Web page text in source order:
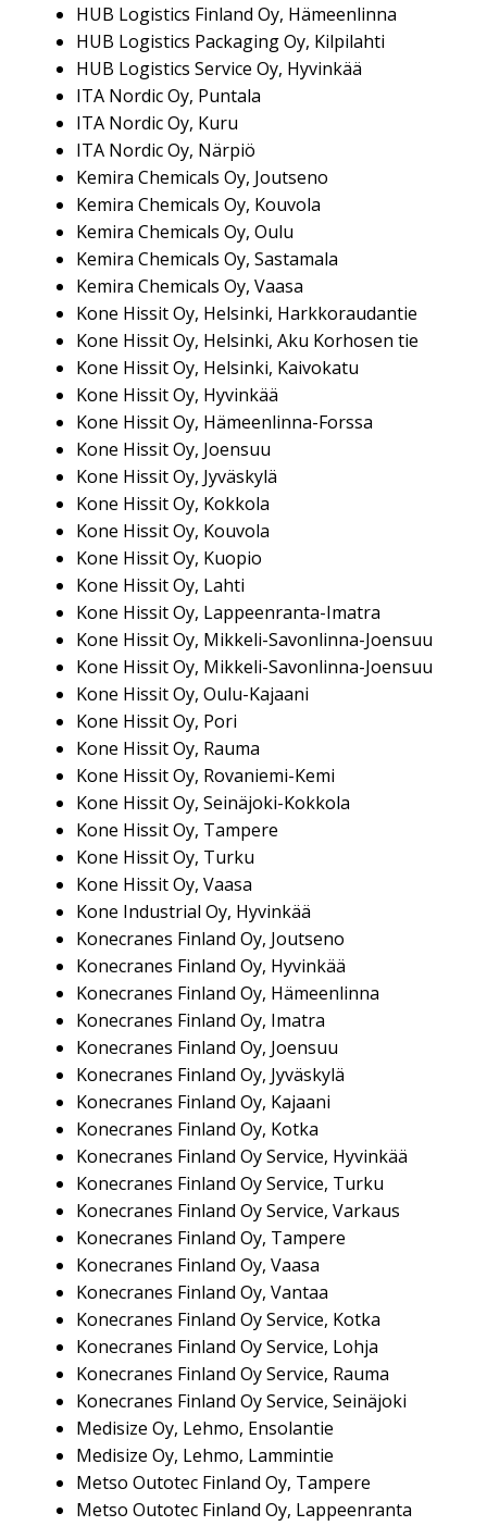
HUB Logistics Finland Oy, Hämeenlinna
HUB Logistics Packaging Oy, Kilpilahti
HUB Logistics Service Oy, Hyvinkää
ITA Nordic Oy, Puntala
ITA Nordic Oy, Kuru
ITA Nordic Oy, Närpiö
Kemira Chemicals Oy, Joutseno
Kemira Chemicals Oy, Kouvola
Kemira Chemicals Oy, Oulu
Kemira Chemicals Oy, Sastamala
Kemira Chemicals Oy, Vaasa
Kone Hissit Oy, Helsinki, Harkkoraudantie
Kone Hissit Oy, Helsinki, Aku Korhosen tie
Kone Hissit Oy, Helsinki, Kaivokatu
Kone Hissit Oy, Hyvinkää
Kone Hissit Oy, Hämeenlinna-Forssa
Kone Hissit Oy, Joensuu
Kone Hissit Oy, Jyväskylä
Kone Hissit Oy, Kokkola
Kone Hissit Oy, Kouvola
Kone Hissit Oy, Kuopio
Kone Hissit Oy, Lahti
Kone Hissit Oy, Lappeenranta-Imatra
Kone Hissit Oy, Mikkeli-Savonlinna-Joensuu
Kone Hissit Oy, Mikkeli-Savonlinna-Joensuu
Kone Hissit Oy, Oulu-Kajaani
Kone Hissit Oy, Pori
Kone Hissit Oy, Rauma
Kone Hissit Oy, Rovaniemi-Kemi
Kone Hissit Oy, Seinäjoki-Kokkola
Kone Hissit Oy, Tampere
Kone Hissit Oy, Turku
Kone Hissit Oy, Vaasa
Kone Industrial Oy, Hyvinkää
Konecranes Finland Oy, Joutseno
Konecranes Finland Oy, Hyvinkää
Konecranes Finland Oy, Hämeenlinna
Konecranes Finland Oy, Imatra
Konecranes Finland Oy, Joensuu
Konecranes Finland Oy, Jyväskylä
Konecranes Finland Oy, Kajaani
Konecranes Finland Oy, Kotka
Konecranes Finland Oy Service, Hyvinkää
Konecranes Finland Oy Service, Turku
Konecranes Finland Oy Service, Varkaus
Konecranes Finland Oy, Tampere
Konecranes Finland Oy, Vaasa
Konecranes Finland Oy, Vantaa
Konecranes Finland Oy Service, Kotka
Konecranes Finland Oy Service, Lohja
Konecranes Finland Oy Service, Rauma
Konecranes Finland Oy Service, Seinäjoki
Medisize Oy, Lehmo, Ensolantie
Medisize Oy, Lehmo, Lammintie
Metso Outotec Finland Oy, Tampere
Metso Outotec Finland Oy, Lappeenranta